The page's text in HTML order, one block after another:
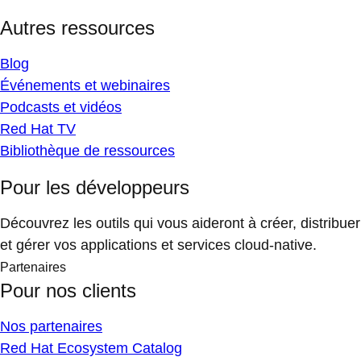
Autres ressources
Blog
Événements et webinaires
Podcasts et vidéos
Red Hat TV
Bibliothèque de ressources
Pour les développeurs
Découvrez les outils qui vous aideront à créer, distribuer
et gérer vos applications et services cloud-native.
Partenaires
Pour nos clients
Nos partenaires
Red Hat Ecosystem Catalog